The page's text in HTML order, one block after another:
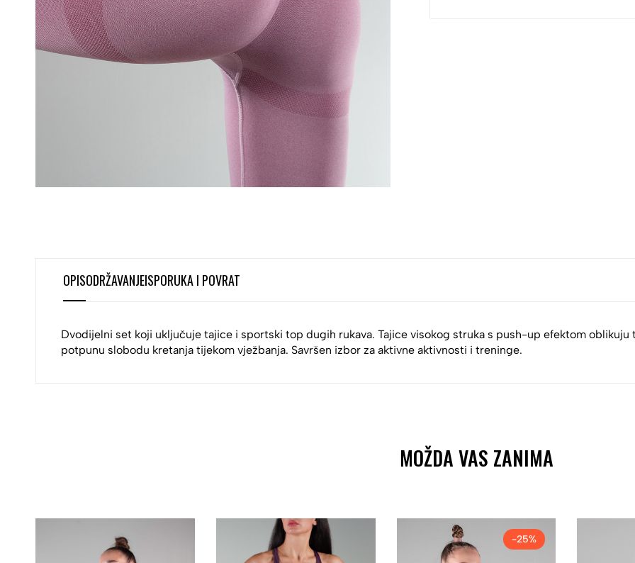
OPISODRŽAVANJEISPORUKA I POVRAT
Dvodijelni set koji uključuje tajice i sportski top dugih rukava. Tajice visokog struka s push-up efektom
potpunu slobodu kretanja tijekom vježbanja. Savršen izbor za aktivne aktivnosti i treninge.
MOŽDA VAS ZANIMA
-25%